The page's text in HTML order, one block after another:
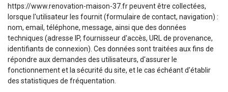
https://www.renovation-maison-37.fr peuvent être collectées,
lorsque l'utilisateur les fournit (formulaire de contact, navigation) :
nom, email, téléphone, message, ainsi que des données
techniques (adresse IP, fournisseur d'accès, URL de provenance,
identifiants de connexion). Ces données sont traitées aux fins de
répondre aux demandes des utilisateurs, d'assurer le
fonctionnement et la sécurité du site, et le cas échéant d'établir
des statistiques de fréquentation.